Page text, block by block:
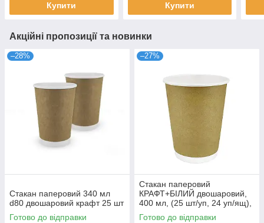
Купити Купити
Акційні пропозиції та новинки
–28%
Стакан паперовий 340 мл
d80 двошаровий крафт 25 шт
Готово до відправки
–27%
Стакан паперовий
КРАФТ+БІЛИЙ двошаровий,
400 мл, (25 шт/уп, 24 уп/ящ),
П-90
Готово до відправки